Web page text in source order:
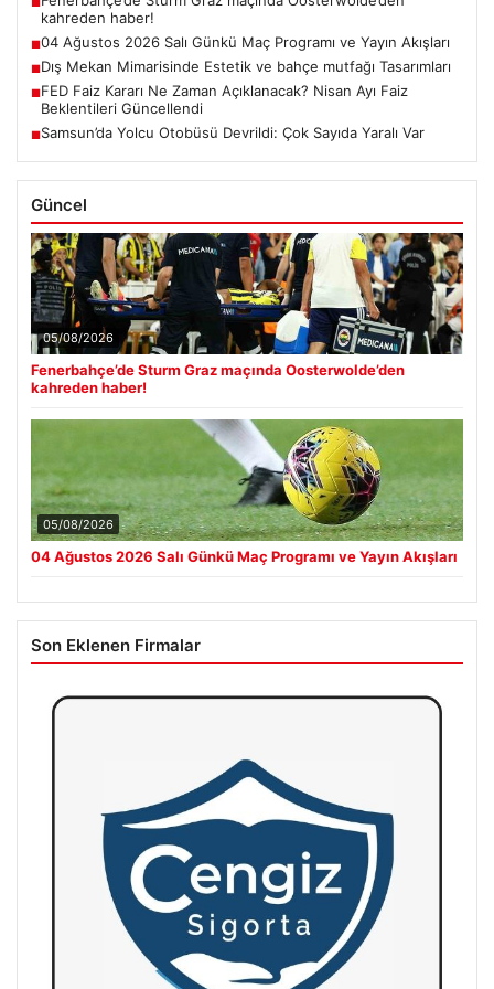
kahreden haber!
■04 Ağustos 2026 Salı Günkü Maç Programı ve Yayın Akışları
■Dış Mekan Mimarisinde Estetik ve bahçe mutfağı Tasarımları
■FED Faiz Kararı Ne Zaman Açıklanacak? Nisan Ayı Faiz
Beklentileri Güncellendi
■Samsun’da Yolcu Otobüsü Devrildi: Çok Sayıda Yaralı Var
Güncel
05/08/2026
Fenerbahçe’de Sturm Graz maçında Oosterwolde’den
kahreden haber!
05/08/2026
04 Ağustos 2026 Salı Günkü Maç Programı ve Yayın Akışları
Son Eklenen Firmalar